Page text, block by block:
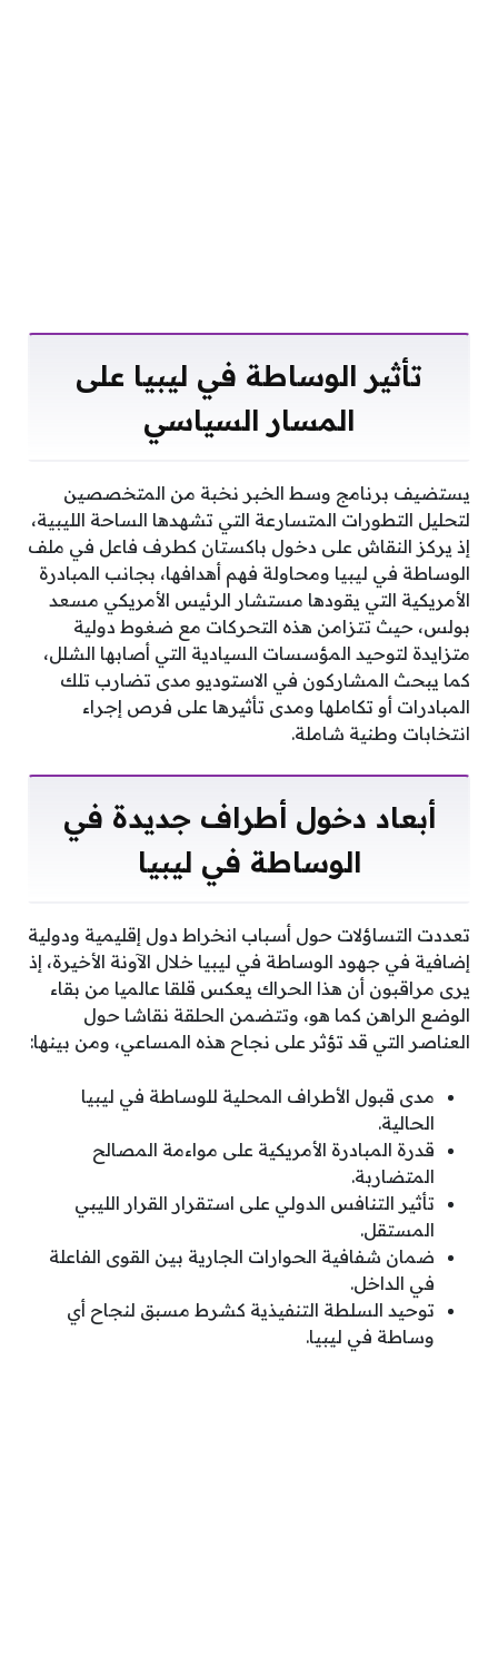
تأثير الوساطة في ليبيا على
المسار السياسي
يستضيف برنامج وسط الخبر نخبة من المتخصصين
لتحليل التطورات المتسارعة التي تشهدها الساحة الليبية،
إذ يركز النقاش على دخول باكستان كطرف فاعل في ملف
الوساطة في ليبيا ومحاولة فهم أهدافها، بجانب المبادرة
الأمريكية التي يقودها مستشار الرئيس الأمريكي مسعد
بولس، حيث تتزامن هذه التحركات مع ضغوط دولية
متزايدة لتوحيد المؤسسات السيادية التي أصابها الشلل،
كما يبحث المشاركون في الاستوديو مدى تضارب تلك
المبادرات أو تكاملها ومدى تأثيرها على فرص إجراء
انتخابات وطنية شاملة.
أبعاد دخول أطراف جديدة في
الوساطة في ليبيا
تعددت التساؤلات حول أسباب انخراط دول إقليمية ودولية
إضافية في جهود الوساطة في ليبيا خلال الآونة الأخيرة، إذ
يرى مراقبون أن هذا الحراك يعكس قلقا عالميا من بقاء
الوضع الراهن كما هو، وتتضمن الحلقة نقاشا حول
العناصر التي قد تؤثر على نجاح هذه المساعي، ومن بينها:
مدى قبول الأطراف المحلية للوساطة في ليبيا
الحالية.
قدرة المبادرة الأمريكية على مواءمة المصالح
المتضاربة.
تأثير التنافس الدولي على استقرار القرار الليبي
المستقل.
ضمان شفافية الحوارات الجارية بين القوى الفاعلة
في الداخل.
توحيد السلطة التنفيذية كشرط مسبق لنجاح أي
وساطة في ليبيا.